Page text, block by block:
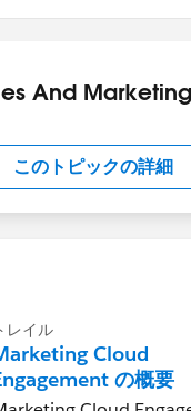
And Marketing
このトピックの詳細
レイル
Cloud
の概要